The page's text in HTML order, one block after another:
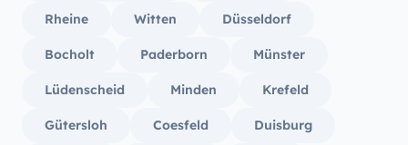
Rheine Witten Düsseldorf
Bocholt Paderborn Münster
Lüdenscheid Minden Krefeld
Gütersloh Coesfeld Duisburg